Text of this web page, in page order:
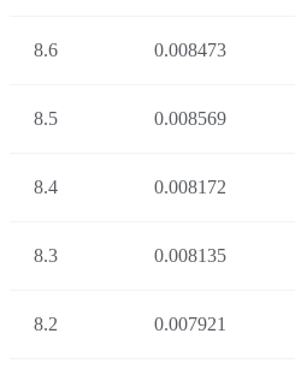
8.6 0.008473
8.5 0.008569
8.4 0.008172
8.3 0.008135
8.2 0.007921